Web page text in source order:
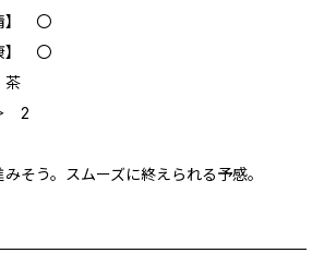
】 〇
】 〇
茶
2
そう。スムーズに終えられる予感。